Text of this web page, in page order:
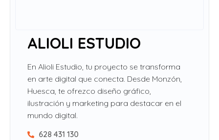
ALIOLI ESTUDIO
En Alioli Estudio, tu proyecto se transforma
en arte digital que conecta. Desde Monzón,
Huesca, te ofrezco diseño gráfico,
ilustración y marketing para destacar en el
mundo digital.
628 431 130